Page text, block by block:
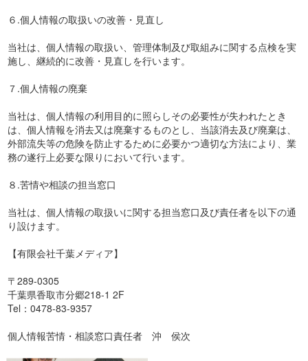
６.個人情報の取扱いの改善・見直し
当社は、個人情報の取扱い、管理体制及び取組みに関する点検を実
施し、継続的に改善・見直しを行います。
７.個人情報の廃棄
当社は、個人情報の利用目的に照らしその必要性が失われたとき
は、個人情報を消去又は廃棄するものとし、当該消去及び廃棄は、
外部流失等の危険を防止するために必要かつ適切な方法により、業
務の遂行上必要な限りにおいて行います。
８.苦情や相談の担当窓口
当社は、個人情報の取扱いに関する担当窓口及び責任者を以下の通
り設けます。
【有限会社千葉メディア】
〒289-0305
千葉県香取市分郷218-1 2F
Tel：0478-83-9357
個人情報苦情・相談窓口責任者 沖 侯次